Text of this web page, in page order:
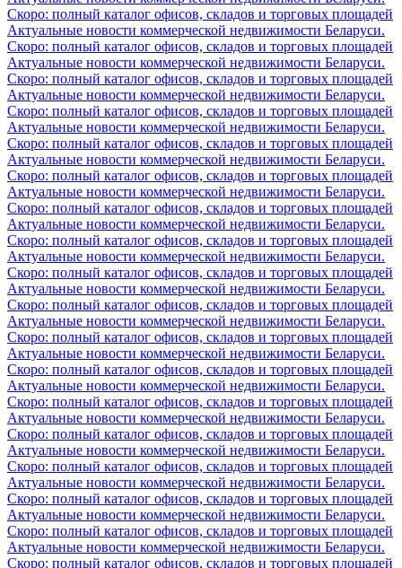
Скоро: полный каталог офисов, складов и торговых площадей
Актуальные новости коммерческой недвижимости Беларуси.
Скоро: полный каталог офисов, складов и торговых площадей
Актуальные новости коммерческой недвижимости Беларуси.
Скоро: полный каталог офисов, складов и торговых площадей
Актуальные новости коммерческой недвижимости Беларуси.
Скоро: полный каталог офисов, складов и торговых площадей
Актуальные новости коммерческой недвижимости Беларуси.
Скоро: полный каталог офисов, складов и торговых площадей
Актуальные новости коммерческой недвижимости Беларуси.
Скоро: полный каталог офисов, складов и торговых площадей
Актуальные новости коммерческой недвижимости Беларуси.
Скоро: полный каталог офисов, складов и торговых площадей
Актуальные новости коммерческой недвижимости Беларуси.
Скоро: полный каталог офисов, складов и торговых площадей
Актуальные новости коммерческой недвижимости Беларуси.
Скоро: полный каталог офисов, складов и торговых площадей
Актуальные новости коммерческой недвижимости Беларуси.
Скоро: полный каталог офисов, складов и торговых площадей
Актуальные новости коммерческой недвижимости Беларуси.
Скоро: полный каталог офисов, складов и торговых площадей
Актуальные новости коммерческой недвижимости Беларуси.
Скоро: полный каталог офисов, складов и торговых площадей
Актуальные новости коммерческой недвижимости Беларуси.
Скоро: полный каталог офисов, складов и торговых площадей
Актуальные новости коммерческой недвижимости Беларуси.
Скоро: полный каталог офисов, складов и торговых площадей
Актуальные новости коммерческой недвижимости Беларуси.
Скоро: полный каталог офисов, складов и торговых площадей
Актуальные новости коммерческой недвижимости Беларуси.
Скоро: полный каталог офисов, складов и торговых площадей
Актуальные новости коммерческой недвижимости Беларуси.
Скоро: полный каталог офисов, складов и торговых площадей
Актуальные новости коммерческой недвижимости Беларуси.
Скоро: полный каталог офисов, складов и торговых площадей